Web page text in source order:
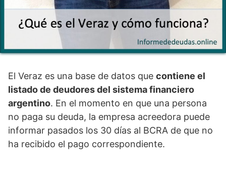
El Veraz es una base de datos que contiene el
listado de deudores del sistema financiero
argentino. En el momento en que una persona
no paga su deuda, la empresa acreedora puede
informar pasados los 30 días al BCRA de que no
ha recibido el pago correspondiente.